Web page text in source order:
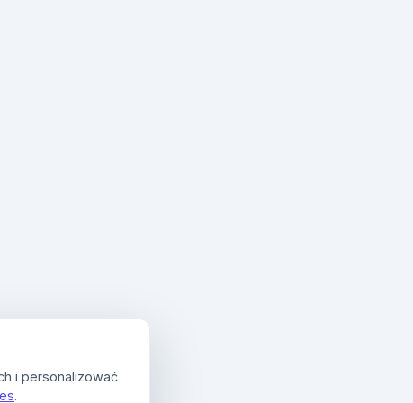
i personalizować
.